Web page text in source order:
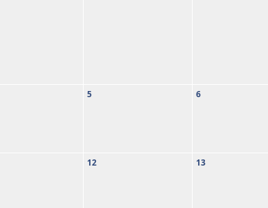
5 6
12 13